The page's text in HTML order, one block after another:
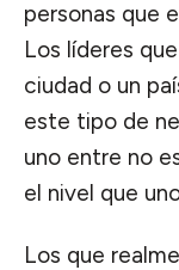
personas que
Los líderes
ciudad o un
este tipo de
uno entre no
el nivel que
Los que